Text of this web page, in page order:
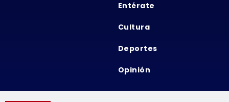
Entérate
Cultura
Deportes
Opinión